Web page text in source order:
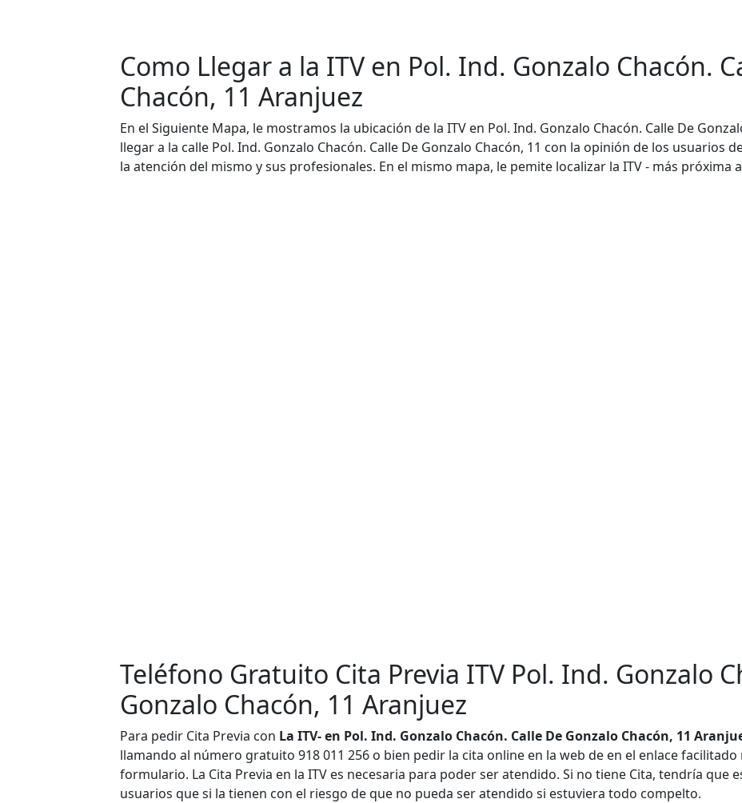
Como Llegar a la ITV en Pol. Ind. Gonzalo Chacón.
Chacón, 11 Aranjuez
En el Siguiente Mapa, le mostramos la ubicación de la ITV en Pol. Ind. Gonzalo Chacón. Calle De
llegar a la calle Pol. Ind. Gonzalo Chacón. Calle De Gonzalo Chacón, 11 con la opinión de los usuarios
la atención del mismo y sus profesionales. En el mismo mapa, le pemite localizar la ITV - más próxima
Teléfono Gratuito Cita Previa ITV Pol. Ind. Gonzalo
Gonzalo Chacón, 11 Aranjuez
Para pedir Cita Previa con La ITV- en Pol. Ind. Gonzalo Chacón. Calle De Gonzalo Chacón, 11
llamando al número gratuito 918 011 256 o bien pedir la cita online en la web de en el enlace
formulario. La Cita Previa en la ITV es necesaria para poder ser atendido. Si no tiene Cita, tendría que
usuarios que si la tienen con el riesgo de que no pueda ser atendido si estuviera todo compelto.